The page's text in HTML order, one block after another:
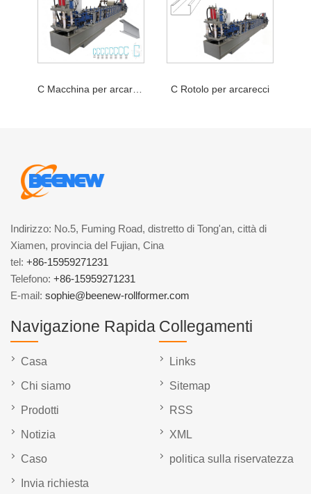
C Macchina per arcarecci C Rotolo per arcarecci
Indirizzo: No.5, Fuming Road, distretto di Tong'an, città di
Xiamen, provincia del Fujian, Cina
tel: +86-15959271231
Telefono: +86-15959271231
E-mail: sophie@beenew-rollformer.com
Navigazione Rapida
Casa
Chi siamo
Prodotti
Notizia
Caso
Invia richiesta
Collegamenti
Links
Sitemap
RSS
XML
politica sulla riservatezza